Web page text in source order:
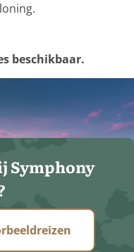
beschikbaar.
Symphony